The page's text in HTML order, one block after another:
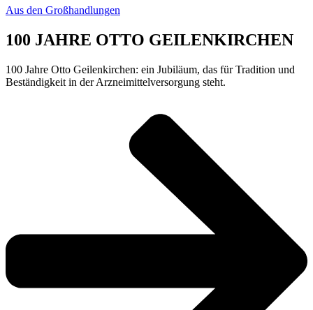
Aus den Großhandlungen
100 JAHRE OTTO GEILENKIRCHEN
100 Jahre Otto Geilenkirchen: ein Jubiläum, das für Tradition und
Beständigkeit in der Arzneimittelversorgung steht.